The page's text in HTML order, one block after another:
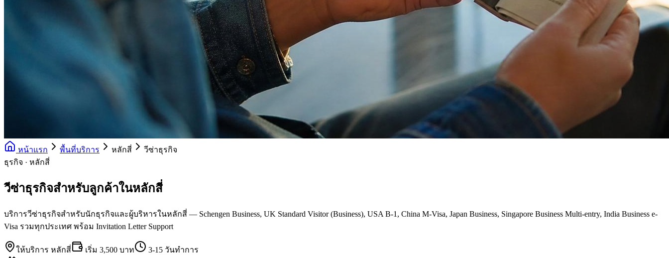
หน้าแรก พื้นที่บริการ หลักสี่
วีซ่าธุรกิจ
ธุรกิจ · หลักสี่
วีซ่าธุรกิจสำหรับลูกค้าในหลักสี่
บริการวีซ่าธุรกิจสำหรับนักธุรกิจและผู้บริหารในหลักสี่ — Schengen Business, UK Standard Visitor (Business), USA B-1, China M-Visa, Japan Business, Singapore Business Multi-entry, India Business e-
Visa รวมทุกประเทศ พร้อม Invitation Letter Support
ให้บริการ หลักสี่ เริ่ม 3,500 บาท
3-15 วันทำการ